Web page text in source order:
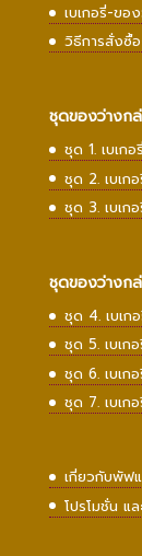
เบเกอรี่-ขอ
วิธีการสั่งซื้อ
ชุดของว่างก
ชุด 1. เบเก
ชุด 2. เบเก
ชุด 3. เบเก
ชุดของว่างก
ชุด 4. เบเก
ชุด 5. เบเก
ชุด 6. เบเก
ชุด 7. เบเก
เกี่ยวกับพัฟ
โปรโมชั่น แล